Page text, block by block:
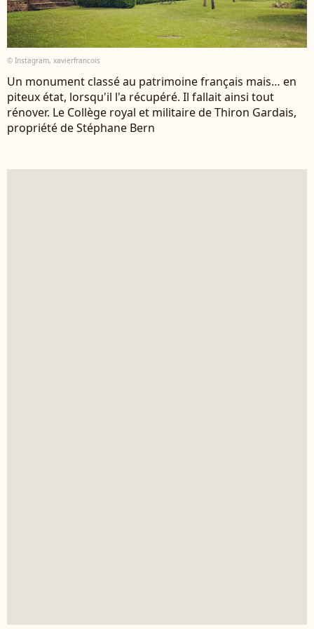
© Instagram, xavierfrancois
Un monument classé au patrimoine français mais… en
piteux état, lorsqu'il l'a récupéré. Il fallait ainsi tout
rénover. Le Collège royal et militaire de Thiron Gardais,
propriété de Stéphane Bern